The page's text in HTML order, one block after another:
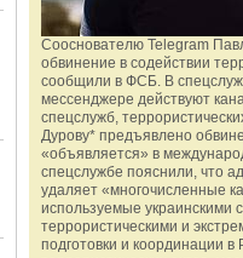
Сооснователю Telegram
обвинение в содействии
сообщили в ФСБ. В
мессенджере действуют
спецслужб,
Дурову* предъявлено
«объявляется» в
спецслужбе пояснили, что
удаляет «многочисленные
используемые украинскими
террористическими и
подготовки и координации